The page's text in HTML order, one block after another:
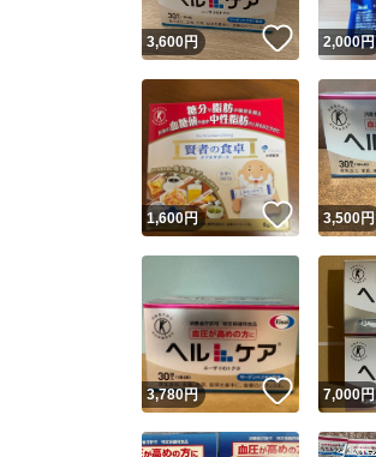
3,600円 いいね！
2,000円
1,600円 いいね！
3,500円
3,780円 いいね！
7,000円